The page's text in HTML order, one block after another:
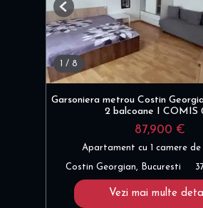
1 / 8
Previous
Garsoniera metrou Costin
2 balcoane I COMIS
87,900 €
Apartament cu 1 camere de
Costin Georgian, Bucuresti
Vezi mai multe